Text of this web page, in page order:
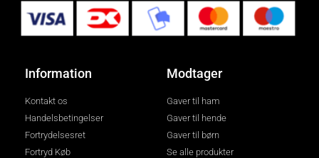
Information
Kontakt os
Handelsbetingelser
Fortrydelsesret
Fortryd Køb
Modtager
Gaver til ham
Gaver til hende
Gaver til børn
Se alle produkter